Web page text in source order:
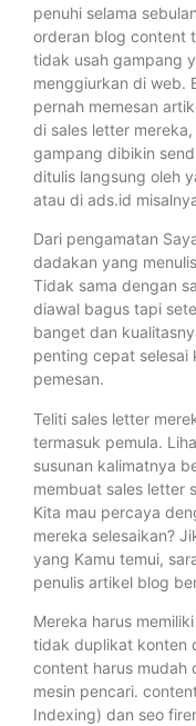
penuhi selama
orderan blog content
tidak usah gampang
menggiurkan di web.
pernah memesan
di sales letter
gampang dibikin
ditulis langsung oleh
atau di ads.id
Dari pengamatan
dadakan yang
Tidak sama dengan
diawal bagus tapi
banget dan
penting cepat selesai
pemesan.
Teliti sales letter
termasuk pemula.
susunan kalimatnya
membuat sales letter
Kita mau percaya
mereka selesaikan?
yang Kamu temui,
penulis artikel blog
Mereka harus
tidak duplikat konten
content harus mudah
mesin pencari.
Indexing) dan seo